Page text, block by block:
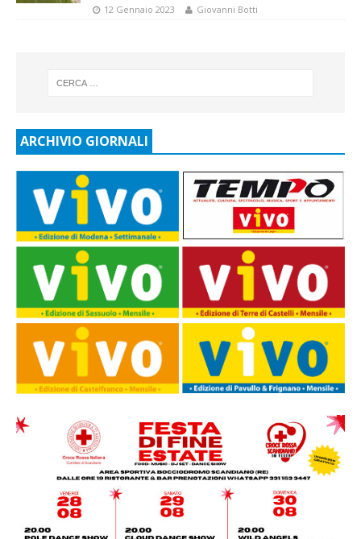
12 Gennaio 2023 Giovanni Botti
ARCHIVIO GIORNALI